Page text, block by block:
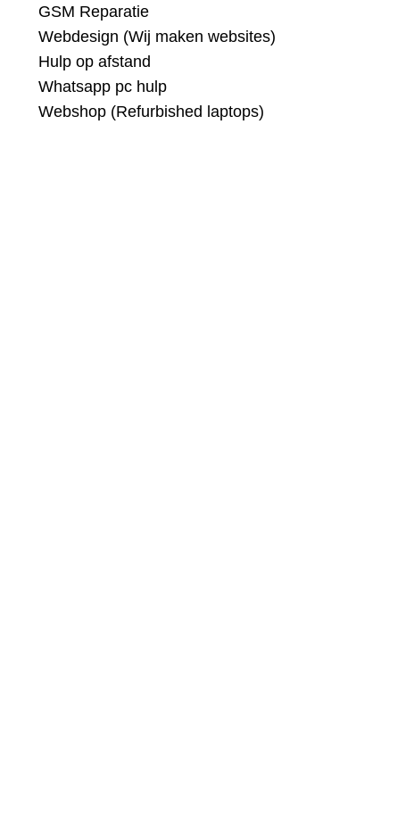
GSM Reparatie
Webdesign (Wij maken websites)
Hulp op afstand
Whatsapp pc hulp
Webshop (Refurbished laptops)